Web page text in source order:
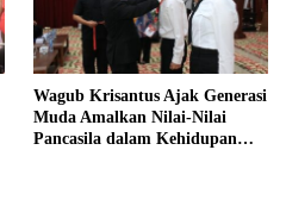
Wagub Krisantus Ajak Generasi
Muda Amalkan Nilai-Nilai
Pancasila dalam Kehidupan